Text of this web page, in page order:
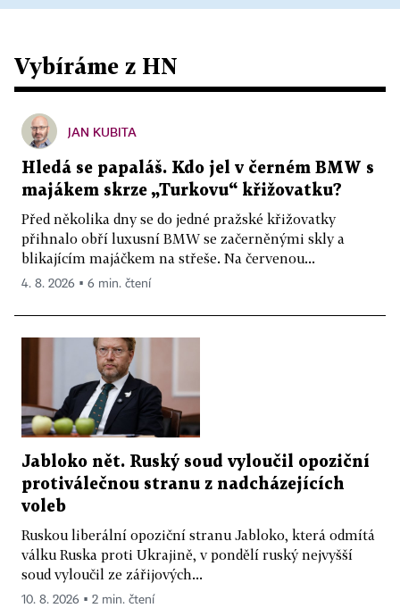
Vybíráme z HN
JAN KUBITA
Hledá se papaláš. Kdo jel v černém BMW s
majákem skrze „Turkovu“ křižovatku?
Před několika dny se do jedné pražské křižovatky
přihnalo obří luxusní BMW se začerněnými skly a
blikajícím majáčkem na střeše. Na červenou...
4. 8. 2026 ▪ 6 min. čtení
Jabloko nět. Ruský soud vyloučil opoziční
protiválečnou stranu z nadcházejících
voleb
Ruskou liberální opoziční stranu Jabloko, která odmítá
válku Ruska proti Ukrajině, v pondělí ruský nejvyšší
soud vyloučil ze zářijových...
10. 8. 2026 ▪ 2 min. čtení